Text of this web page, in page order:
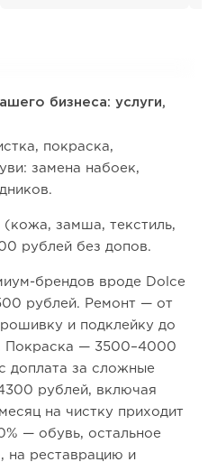
бизнеса: услуги,
покраска,
замена набоек,
(кожа, замша, текстиль,
рублей без допов.
брендов вроде Dolce
рублей. Ремонт — от
и подклейку до
Покраска — 3500–4000
доплата за сложные
рублей, включая
на чистку приходит
— обувь, остальное
на реставрацию и